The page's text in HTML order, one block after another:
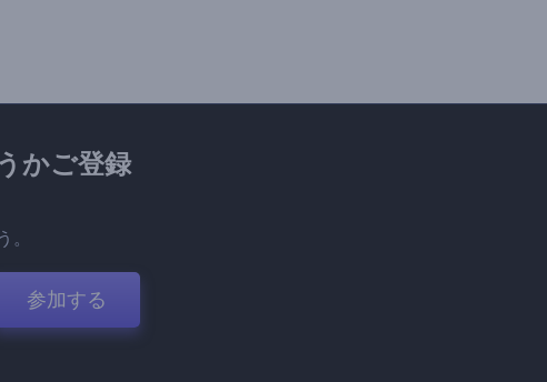
かご登録
参加する